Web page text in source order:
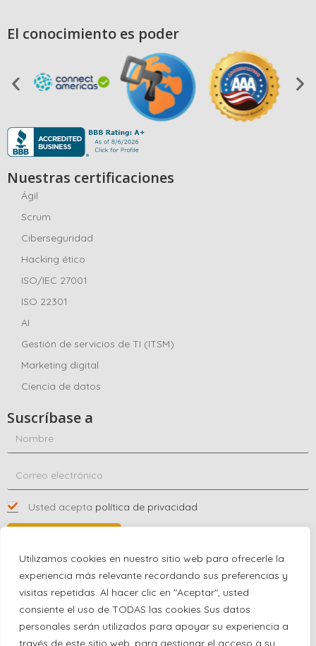
Utilizamos cookies en nuestro sitio web para ofrecerle la
experiencia más relevante recordando sus preferencias y
visitas repetidas. Al hacer clic en "Aceptar", usted
consiente el uso de TODAS las cookies Sus datos
personales serán utilizados para apoyar su experiencia a
través de este sitio web, para gestionar el acceso a su
El conocimiento es poder
Nuestras certificaciones
Ágil
Scrum
Ciberseguridad
Hacking ético
ISO/IEC 27001
ISO 22301
AI
Gestión de servicios de TI (ITSM)
Marketing digital
Ciencia de datos
Suscríbase a
Usted acepta política de privacidad
Póngase en contacto con nosotros
+1 (863) 591-0316
+1 (866) 480-9591